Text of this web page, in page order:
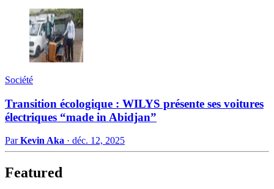
Société
Transition écologique : WILYS présente ses voitures
électriques “made in Abidjan”
ParKevin Aka · déc. 12, 2025
Featured